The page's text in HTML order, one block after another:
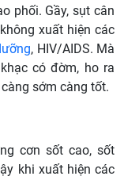
phối. Gầy, sụt cân
xuất hiện các
, HIV/AIDS. Mà
có đờm, ho ra
sớm càng tốt.
cơn sốt cao, sốt
khi xuất hiện các